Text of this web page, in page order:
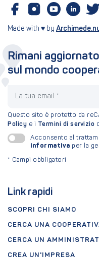
Made with ♥ by
Link rapidi
SCOPRI CHI SIAMO
CERCA UNA
CERCA UN
CREA UN'IMPRESA
Rimani aggiornato
sul mondo
Questo sito è protetto da
Policy e i Termini di servizio
Acconsento al
informativa per la
* Campi obbligatori